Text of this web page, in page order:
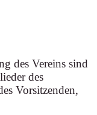
des Vereins sind
des
Vorsitzenden,